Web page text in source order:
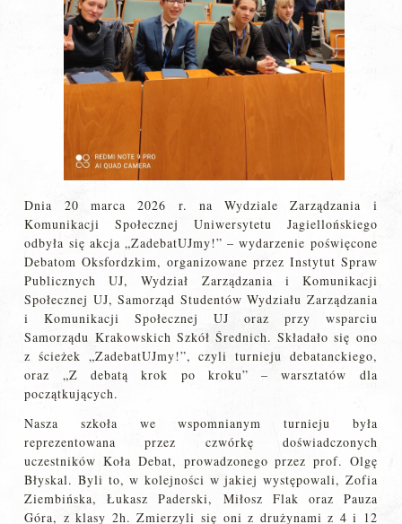
Dnia 20 marca 2026 r. na Wydziale Zarządzania i
Komunikacji Społecznej Uniwersytetu Jagiellońskiego
odbyła się akcja „ZadebatUJmy!” – wydarzenie poświęcone
Debatom Oksfordzkim, organizowane przez Instytut Spraw
Publicznych UJ, Wydział Zarządzania i Komunikacji
Społecznej UJ, Samorząd Studentów Wydziału Zarządzania
i Komunikacji Społecznej UJ oraz przy wsparciu
Samorządu Krakowskich Szkół Średnich. Składało się ono
z ścieżek „ZadebatUJmy!”, czyli turnieju debatanckiego,
oraz „Z debatą krok po kroku” – warsztatów dla
początkujących.
Nasza szkoła we wspomnianym turnieju była
reprezentowana przez czwórkę doświadczonych
uczestników Koła Debat, prowadzonego przez prof. Olgę
Błyskal. Byli to, w kolejności w jakiej występowali, Zofia
Ziembińska, Łukasz Paderski, Miłosz Flak oraz Pauza
Góra, z klasy 2h. Zmierzyli się oni z drużynami z 4 i 12